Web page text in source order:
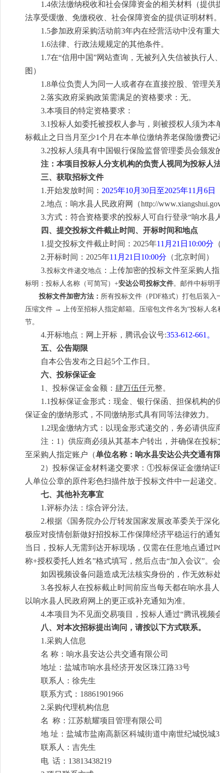
1.4依法缴纳税收和社会保障资金的相关材料（提
法享受缓缴、免缴税收、社会保障资金的提供证明材料
1 .5参加政府采购活动前3年内在经营活动中没有重
1.6法律、行政法规规定的其他条件。
1.7在“信用中国”网站查询，无被列入失信被执行
图 ）
1.8单位负责人为同一人或者存在直接控股、管理
2.落实政府采购政策需满足的资格要求：无。
3.本项目的特定资格要求 ：
3.1投标人如委托被授权人参与，则被授权人须为
标截止之日当月至少1个月在本单位缴纳养老保险缴费记
3.2投标人须具有中国银行保险监督管理委员会颁
注：本项目投标人分支机构的负责人视同为投标人
三、获取招标文件
1.开始发放时间： 2025年10月 30日至2025年11 月 6日
2.地点：响水县人民政府网（http://
3.方式：符合资格要求的投标人可自行登录“响水
四、提交投标文件截止时间、开标时间和地点
1.提交投标文件截止时间：2025年11 月 21 日 10:00分
2.开标时间： 2025年11 月 21 日 10:00分 （北京时间）
3.投标文件递交地点 ：上传加密的投标文件至采购人
标明：投标人名称（可简写）+安达公司投标文件。邮件中标明
投标文件加密方法： 所有投标文件（PDF格式）打包后装
压缩文件 → 上传至招标人指定邮箱。压缩包文件名为“投标人名
节。
4.开标地点：网上开标，腾讯会议号:353-612-661 。
五、公告期限
自本公告发布之日起5个工作日。
六、投标保证金
1、投标保证金金额： 肆万伍仟元整。
1.1投标保证金形式：现金、银行保函、担保机构
保证金的缴纳形式，不同缴纳形式具有同等法律效力。
1.2现金缴纳方式： 以现金形式递交的，务必请供
注：1） 供应商必须从其基本户转出，并确保在投
至采购人指定账户（单位名称：响水县安达公共交通有
2）投标保证金材料递交要求：①投标保证金缴纳证
人单位公章的原件彩色扫描件放于投标文件中一起递交
七、其他补充事宜
1.评标办法：综合评分法。
2.根据《国务院办公厅转发国家发展改革委关于深
极应对疫情创新做好招投标工作保障经济平稳运行的通
当日，投标人无需到达开标现场，仅需在任意地点通过
称+授权委托人姓名”格式填写，然后点击“加入会议”。
如因视频设备问题造成无法核实身份的，作无效标
3.各投标人在投标截止时间前应当每天都在响水县
以响水县 人民政府网上的更正或补充通知为准。
4.本项目为不见面交易项目，投标人通过“腾讯视频
八、对本次招标提出询问，请按以下方式联系。
1.采购人信息
名 称： 响水县安达公共交通有限公司
地址： 盐城市响水县经济开发区珠江路33号
联系人：徐先生
联系方式：18861901966
2.采购代理机构信息
名 称：江苏航耀项目管理有限公司
地 址：盐城市盐南高新区科城街道中南世纪城悦城
联系人：吉先生
电 话：13813438219